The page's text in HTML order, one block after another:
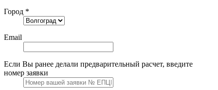
Город *
Email
Если Вы ранее делали предварительный расчет, введите
номер заявки